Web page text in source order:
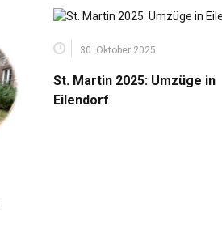
30. Oktober 2025
St. Martin 2025: Umzüge in
Eilendorf